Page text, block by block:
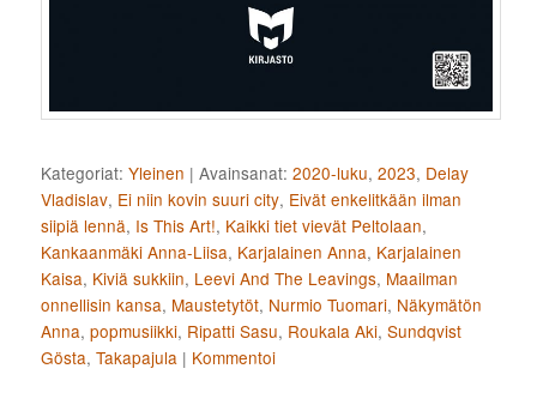
Kategoriat: Yleinen |Avainsanat: 2020-luku,2023, Delay
Vladislav, Ei niin kovin suuri city, Eivät enkelitkään ilman
siipiä lennä, Is This Art!, Kaikki tiet vievät Peltolaan,
Kankaanmäki Anna-Liisa, Karjalainen Anna, Karjalainen
Kaisa, Kiviä sukkiin, Leevi And The Leavings, Maailman
onnellisin kansa, Maustetytöt, Nurmio Tuomari, Näkymätön
Anna,popmusiikki, Ripatti Sasu, Roukala Aki,Sundqvist
Gösta,Takapajula | Kommentoi